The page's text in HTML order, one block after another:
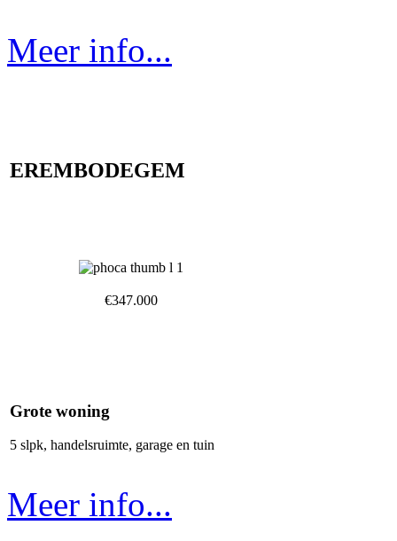
Meer info...
EREMBODEGEM
€347.000
Grote woning
5 slpk, handelsruimte, garage en tuin
Meer info...